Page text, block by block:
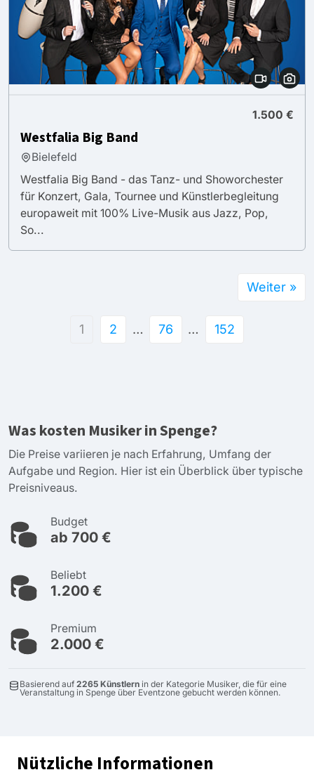
1.500 €
Westfalia Big Band
Bielefeld
Westfalia Big Band - das Tanz- und Showorchester
für Konzert, Gala, Tournee und Künstlerbegleitung
europaweit mit 100% Live-Musik aus Jazz, Pop,
So...
1 2 … 76 … 152
Weiter »
Was kosten Musiker in Spenge?
Die Preise variieren je nach Erfahrung, Umfang der
Aufgabe und Region. Hier ist ein Überblick über typische
Preisniveaus.
Budget
ab 700 €
Beliebt
1.200 €
Premium
2.000 €
Basierend auf 2265 Künstlern in der Kategorie Musiker, die für eine
Veranstaltung in Spenge über Eventzone gebucht werden können.
Nützliche Informationen